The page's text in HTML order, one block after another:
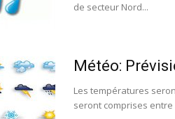
de secteur Nord...
Météo:
Les températures
seront comprises entre